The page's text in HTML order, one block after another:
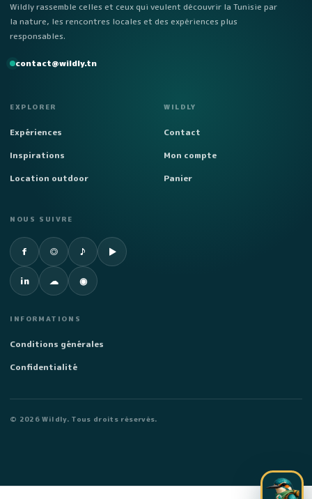
Wildly rassemble celles et ceux qui veulent découvrir la Tunisie par
la nature, les rencontres locales et des expériences plus
responsables.
contact@wildly.tn
EXPLORER
Expériences
Inspirations
Location outdoor
WILDLY
Contact
Mon compte
Panier
NOUS SUIVRE
f
Facebook
◎
Instagram♪
TikTok ▶
YouTube
in
LinkedIn ☁
SoundCloud
◉
Spotify
INFORMATIONS
Conditions générales
Confidentialité
© 2026 Wildly. Tous droits réservés.